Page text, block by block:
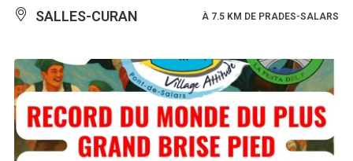
SALLES-CURAN À 7.5 KM DE PRADES-SALARS